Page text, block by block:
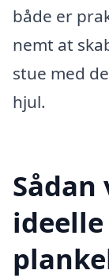
både er
nemt at
stue med
hjul.